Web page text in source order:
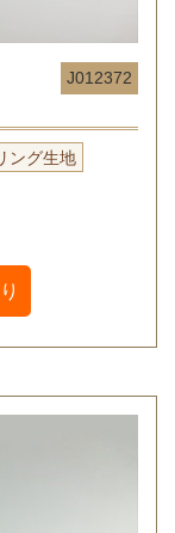
J012372
ング生地